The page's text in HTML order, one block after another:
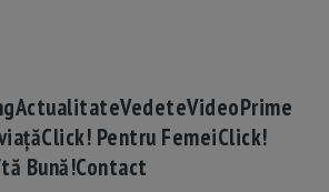
ActualitateVedeteVideoPrime
Click! Pentru FemeiClick!
Bună!Contact